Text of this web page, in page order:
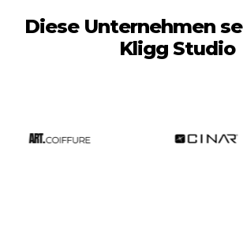
Diese Unternehmen
Kligg Studio